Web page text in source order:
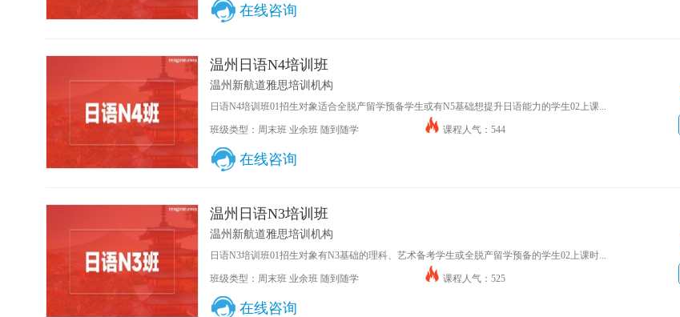
在线咨询
温州日语N4培训班
温州新航道雅思培训机构
日语N4培训班01招生对象适合全脱产留学预备学生或有N5基础想提升日语能力的学生02上课...
班级类型：周末班 业余班 随到随学 课程人气：544
在线咨询
温州日语N3培训班
温州新航道雅思培训机构
日语N3培训班01招生对象有N3基础的理科、艺术备考学生或全脱产留学预备的学生02上课时...
班级类型：周末班 业余班 随到随学 课程人气：525
在线咨询